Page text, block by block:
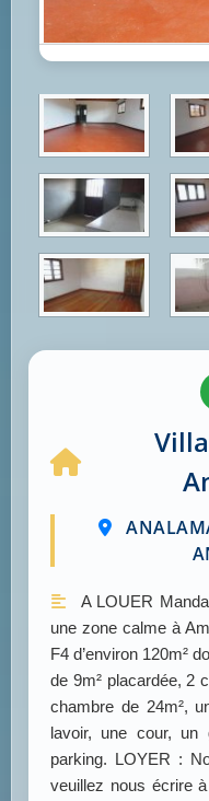
A LOUER
une zone calme à
F4 d’environ 120m²
de 9m² placardée, 2
chambre de 24m²,
lavoir, une cour, un
parking. LOYER :
veuillez nous écrire